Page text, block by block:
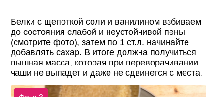
Белки с щепоткой соли и ванилином взбиваем
до состояния слабой и неустойчивой пены
(смотрите фото), затем по 1 ст.л. начинайте
добавлять сахар. В итоге должна получиться
пышная масса, которая при переворачивании
чаши не выпадет и даже не сдвинется с места.